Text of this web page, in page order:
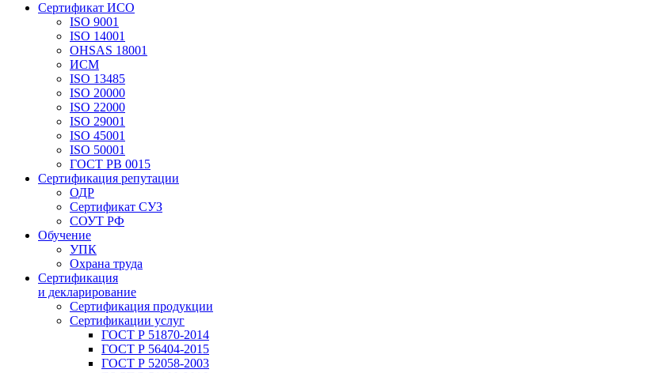
Сертификат ИСО
ISO 9001
ISO 14001
OHSAS 18001
ИСМ
ISO 13485
ISO 20000
ISO 22000
ISO 29001
ISO 45001
ISO 50001
ГОСТ РВ 0015
Сертификация репутации
ОДР
Сертификат СУЗ
СОУТ РФ
Обучение
УПК
Охрана труда
Сертификация
и декларирование
Сертификация продукции
Сертификации услуг
ГОСТ Р 51870-2014
ГОСТ Р 56404-2015
ГОСТ Р 52058-2003